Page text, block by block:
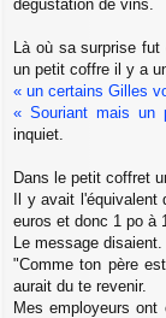
dégustation de vins.
Là où sa surprise
un petit coffre il y a
« un certains Gilles
« Souriant mais un
inquiet.
Dans le petit coffret
Il y avait
euros et donc 1 po à
Le message disaient.
"Comme ton père
aurait du te revenir.
Mes employeurs